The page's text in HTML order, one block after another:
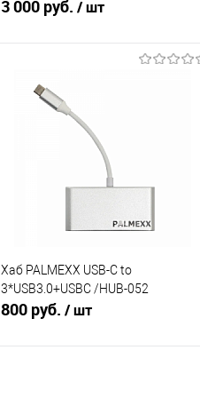
3 000 руб. / шт
Купить в 1 клик
Хаб PALMEXX USB-C to
3*USB3.0+USBC /HUB-052
800 руб. / шт